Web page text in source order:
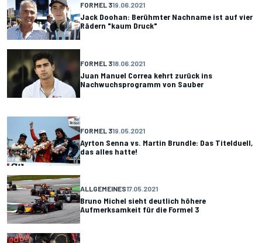
FORMEL 319.06.2021
Jack Doohan: Berühmter Nachname ist auf vier
Rädern "kaum Druck"
FORMEL 318.06.2021
Juan Manuel Correa kehrt zurück ins
Nachwuchsprogramm von Sauber
FORMEL 319.05.2021
Ayrton Senna vs. Martin Brundle: Das Titelduell,
das alles hatte!
ALLGEMEINES17.05.2021
Bruno Michel sieht deutlich höhere
Aufmerksamkeit für die Formel 3